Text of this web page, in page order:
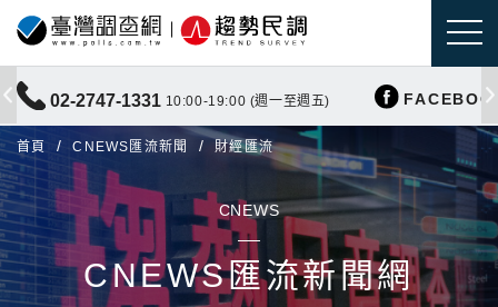
02-2747-1331 10:00-19:00 (週一至週五)
首頁 CNEWS匯流新聞 財經匯流
CNEWS
CNEWS匯流新聞網